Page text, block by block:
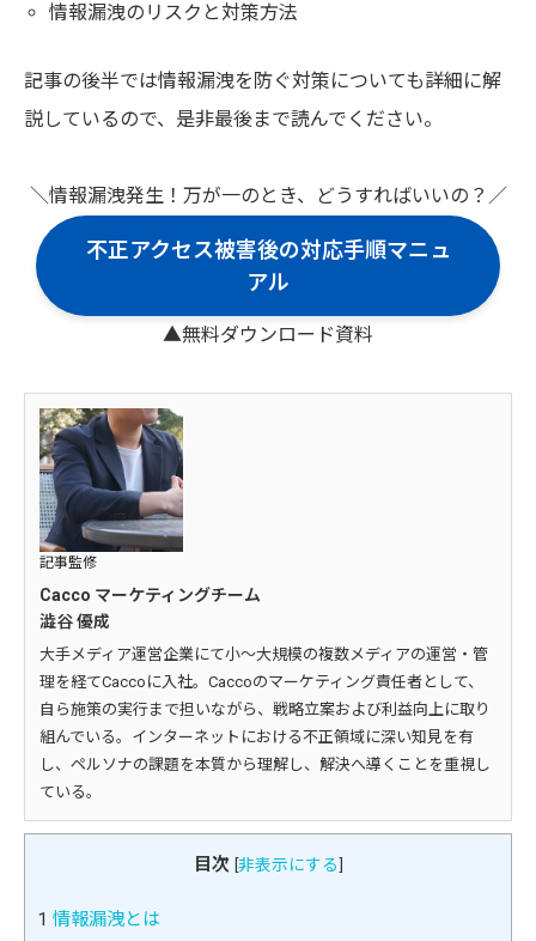
情報漏洩のリスクと対策方法
記事の後半では情報漏洩を防ぐ対策についても詳細に解
説しているので、是非最後まで読んでください。
＼情報漏洩発生！万が一のとき、どうすればいいの？／
不正アクセス被害後の対応手順マニュ
アル
▲無料ダウンロード資料
記事監修
Cacco マーケティングチーム
澁谷 優成
大手メディア運営企業にて小～大規模の複数メディアの運営・管
理を経てCaccoに入社。Caccoのマーケティング責任者として、
自ら施策の実行まで担いながら、戦略立案および利益向上に取り
組んでいる。インターネットにおける不正領域に深い知見を有
し、ペルソナの課題を本質から理解し、解決へ導くことを重視し
ている。
目次 [非表示にする]
1 情報漏洩とは